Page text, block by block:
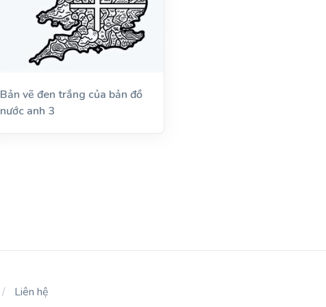
Bản vẽ đen trắng của bản đồ
nước anh 3
Liên hệ